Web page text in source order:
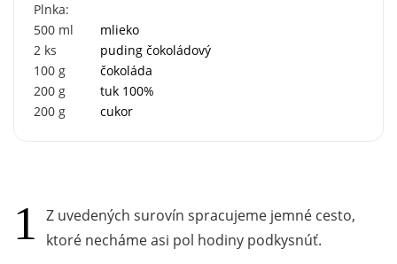
Plnka:
500 ml
mlieko
2 ks
puding čokoládový
100 g
čokoláda
200 g
tuk 100%
200 g cukor
Z uvedených surovín spracujeme jemné cesto,
ktoré necháme asi pol hodiny podkysnúť.